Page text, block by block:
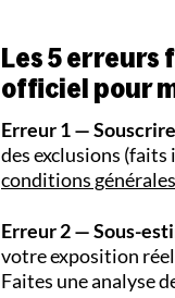
Les 5
officiel pour
Erreur 1 —
des exclusions
conditions générales
Erreur 2 — Sous-
votre exposition
Faites une analyse